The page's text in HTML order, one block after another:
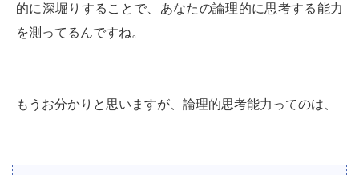
的に深堀りすることで、あなたの論理的に思考する能力
を測ってるんですね。
もうお分かりと思いますが、論理的思考能力ってのは、